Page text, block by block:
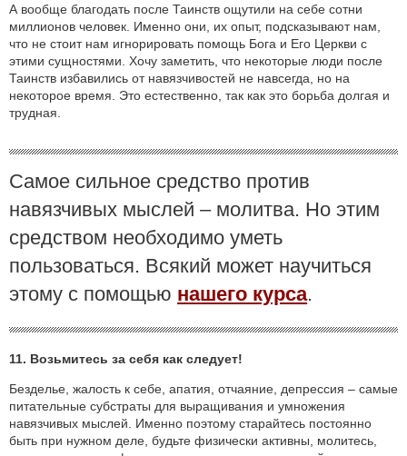
А вообще благодать после Таинств ощутили на себе сотни
миллионов человек. Именно они, их опыт, подсказывают нам,
что не стоит нам игнорировать помощь Бога и Его Церкви с
этими сущностями. Хочу заметить, что некоторые люди после
Таинств избавились от навязчивостей не навсегда, но на
некоторое время. Это естественно, так как это борьба долгая и
трудная.
Самое сильное средство против
навязчивых мыслей – молитва. Но этим
средством необходимо уметь
пользоваться. Всякий может научиться
этому с помощью нашего курса.
11. Возьмитесь за себя как следует!
Безделье, жалость к себе, апатия, отчаяние, депрессия – самые
питательные субстраты для выращивания и умножения
навязчивых мыслей. Именно поэтому старайтесь постоянно
быть при нужном деле, будьте физически активны, молитесь,